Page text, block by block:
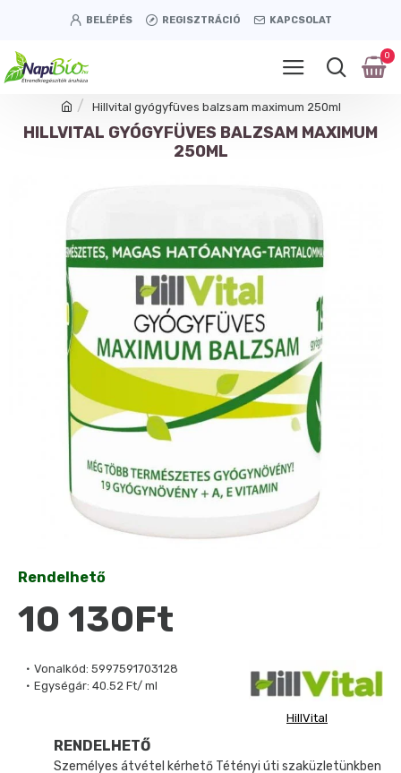
BELÉPÉS REGISZTRÁCIÓ KAPCSOLAT
0
Hillvital gyógyfüves balzsam maximum 250ml
HILLVITAL GYÓGYFÜVES BALZSAM MAXIMUM
250ML
Vonalkód: 5997591703128
Egységár: 40.52 Ft/ ml
HillVital
Rendelhető
10 130Ft
RENDELHETŐ
Személyes átvétel kérhető Tétényi úti szaküzletünkben